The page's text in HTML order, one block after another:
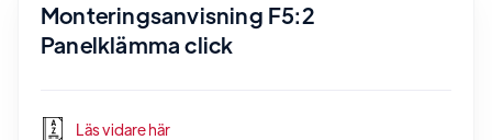
Monteringsanvisning F5:2
Panelklämma click
Läs vidare här